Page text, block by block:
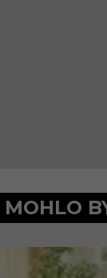
MOHLO